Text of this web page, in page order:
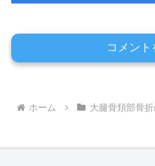
コメント
ホーム 大腿骨頚部骨